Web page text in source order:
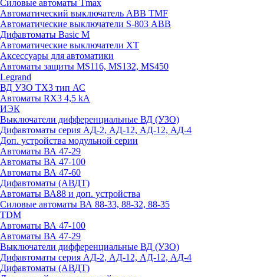
Силовые автоматы Tmax
Автоматический выключатель ABB TMF
Автоматические выключатели S-803 АВВ
Дифавтоматы Basic M
Автоматические выключатели XT
Аксессуары для автоматики
Автоматы защиты MS116, MS132, MS450
Legrand
ВД УЗО TX3 тип АС
Автоматы RX3 4,5 kA
ИЭК
Выключатели дифференциальные ВД (УЗО)
Дифавтоматы серия АД-2, АД-12, АД-12, АД-4
Доп. устройства модульной серии
Автоматы ВА 47-29
Автоматы ВА 47-100
Автоматы ВА 47-60
Дифавтоматы (АВДТ)
Автоматы ВА88 и доп. устройства
Силовые автоматы ВА 88-33, 88-32, 88-35
TDM
Автоматы ВА 47-100
Автоматы ВА 47-29
Выключатели дифференциальные ВД (УЗО)
Дифавтоматы серия АД-2, АД-12, АД-12, АД-4
Дифавтоматы (АВДТ)